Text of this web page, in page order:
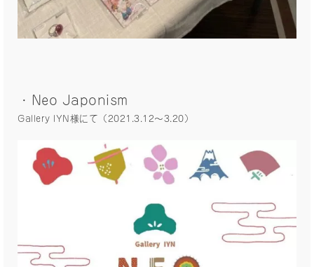
・Neo Japonism
Gallery IYN様にて（2021.3.12〜3.20）